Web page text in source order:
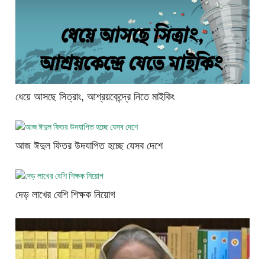
ধেয়ে আসছে সিত্রাং, আশ্রয়কেন্দ্রে নিতে মাইকিং
আজ ঈদুল ফিতর উদযাপিত হচ্ছে যেসব দেশে
দেড় লাখের বেশি শিক্ষক নিয়োগ